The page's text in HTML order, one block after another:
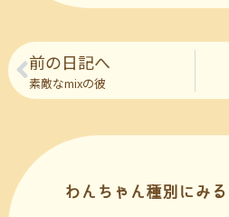
前の日記へ
素敵なmixの彼
わんちゃん種別にみ